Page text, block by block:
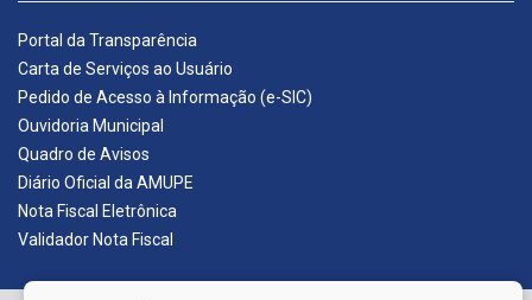
Portal da Transparência
Carta de Serviços ao Usuário
Pedido de Acesso à Informação (e-SIC)
Ouvidoria Municipal
Quadro de Avisos
Diário Oficial da AMUPE
Nota Fiscal Eletrônica
Validador Nota Fiscal